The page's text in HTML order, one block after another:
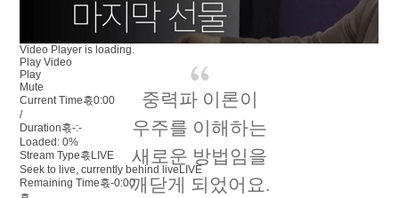
Video Player is loading.
Play Video
Play
Mute
Current Time혻0:00
/
Duration혻-:-
Loaded:0%
Stream Type혻LIVE
Seek to live, currently behind liveLIVE
Remaining Time혻-0:00
중력파 이론이
우주를 이해하는
새로운 방법임을
깨닫게 되었어요.